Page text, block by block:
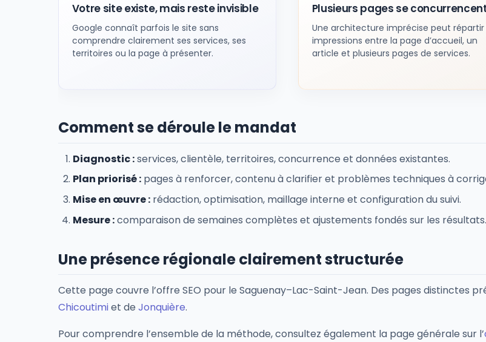
Votre site existe, mais reste invisible
Google connaît parfois le site sans
comprendre clairement ses services, ses
territoires ou la page à présenter.
Plusieurs pages se
Une architecture imprécise peut répartir
impressions entre la page d’accueil, un
article et plusieurs pages de services.
Comment se déroule le mandat
Diagnostic :services, clientèle, territoires, concurrence et données existantes.
Plan priorisé : pages à renforcer, contenu à clarifier et problèmes techniques à
Mise en œuvre : rédaction, optimisation, maillage interne et configuration du suivi.
Mesure :comparaison de semaines complètes et ajustements fondés sur les résultats.
Une présence régionale clairement structurée
Cette page couvre l’offre SEO pour le Saguenay–Lac-Saint-Jean. Des pages distinctes
Chicoutimiet de Jonquière.
Pour comprendre l’ensemble de la méthode, consultez également la page générale sur l’